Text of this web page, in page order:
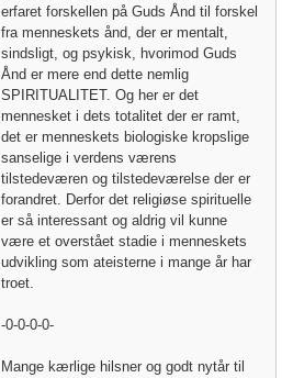
erfaret forskellen på Guds Ånd til forskel
fra menneskets ånd, der er mentalt,
sindsligt, og psykisk, hvorimod Guds
Ånd er mere end dette nemlig
SPIRITUALITET. Og her er det
mennesket i dets totalitet der er ramt,
det er menneskets biologiske kropslige
sanselige i verdens værens
tilstedeværen og tilstedeværelse der er
forandret. Derfor det religiøse spirituelle
er så interessant og aldrig vil kunne
være et overstået stadie i menneskets
udvikling som ateisterne i mange år har
troet.
-0-0-0-0-
Mange kærlige hilsner og godt nytår til